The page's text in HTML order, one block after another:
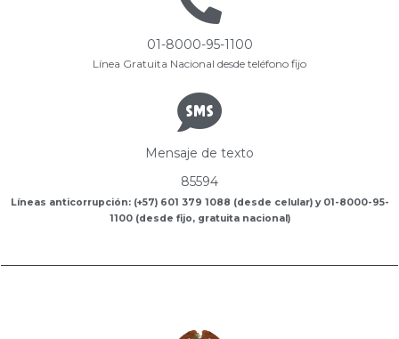
01-8000-95-1100
Línea Gratuita Nacional desde teléfono fijo
Mensaje de texto
85594
Líneas anticorrupción: (+57) 601 379 1088 (desde celular) y 01-8000-95-
1100 (desde fijo, gratuita nacional)